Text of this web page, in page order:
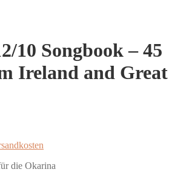
10 Songbook – 45
Ireland and Great
die Okarina